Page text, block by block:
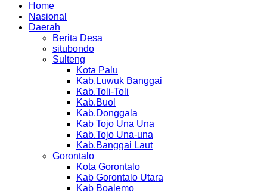
Home
Nasional
Daerah
Berita Desa
situbondo
Sulteng
Kota Palu
Kab.Luwuk Banggai
Kab.Toli-Toli
Kab.Buol
Kab.Donggala
Kab Tojo Una Una
Kab.Tojo Una-una
Kab.Banggai Laut
Gorontalo
Kota Gorontalo
Kab Gorontalo Utara
Kab Boalemo